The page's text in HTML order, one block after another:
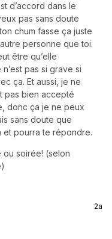
d’accord dans le
pas sans doute
chum fasse ça juste
personne que toi.
être qu’elle
pas si grave si
ça. Et aussi, je ne
pas bien accepté
donc ça je ne peux
sans doute que
et pourra te répondre.
ou soirée! (selon
2a